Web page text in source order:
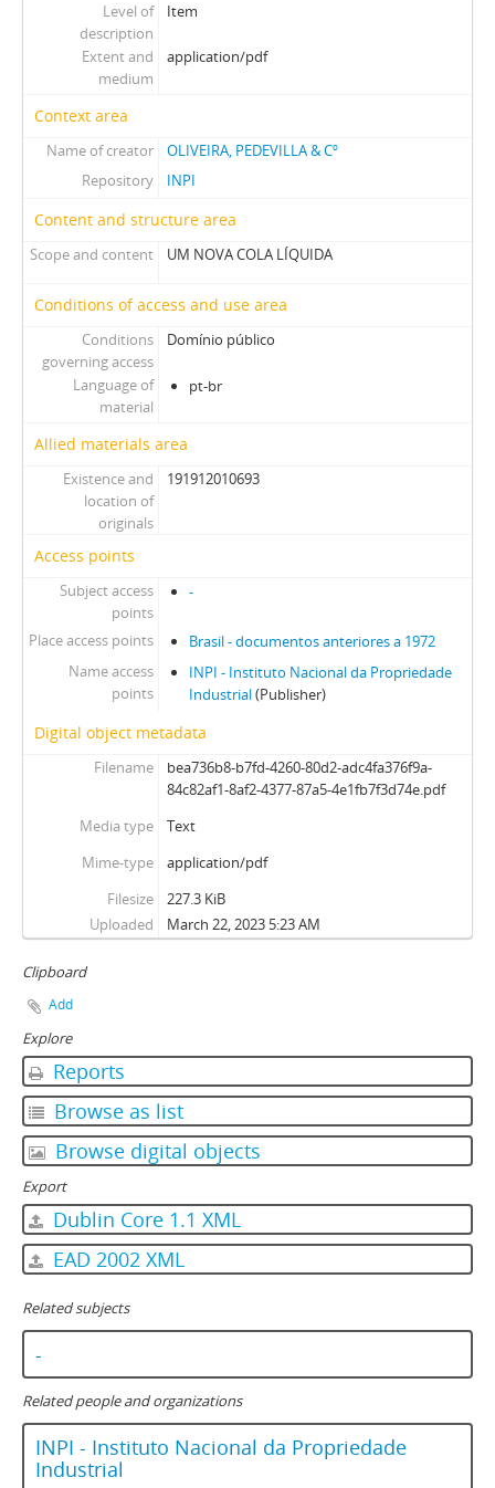
Level of
description
Item
Extent and
medium
application/pdf
Context area
Name of creator
OLIVEIRA, PEDEVILLA & Cº
Repository
INPI
Content and structure area
Scope and content UM NOVA COLA LÍQUIDA
Conditions of access and use area
Conditions
governing access
Domínio público
Language of
material
pt-br
Allied materials area
Existence and
location of
originals
191912010693
Access points
Subject access
points
-
Place access points
Brasil - documentos anteriores a 1972
Name access
points
INPI - Instituto Nacional da Propriedade
Industrial(Publisher)
Digital object metadata
Filename
bea736b8-b7fd-4260-80d2-adc4fa376f9a-
84c82af1-8af2-4377-87a5-4e1fb7f3d74e.pdf
Media type
Text
Mime-type
application/pdf
Filesize
227.3 KiB
Uploaded
March 22, 2023 5:23 AM
Clipboard
Add
Explore
Reports
Browse as list
Browse digital objects
Export
Dublin Core 1.1 XML
EAD 2002 XML
Related subjects
-
Related people and organizations
INPI - Instituto Nacional da Propriedade
Industrial